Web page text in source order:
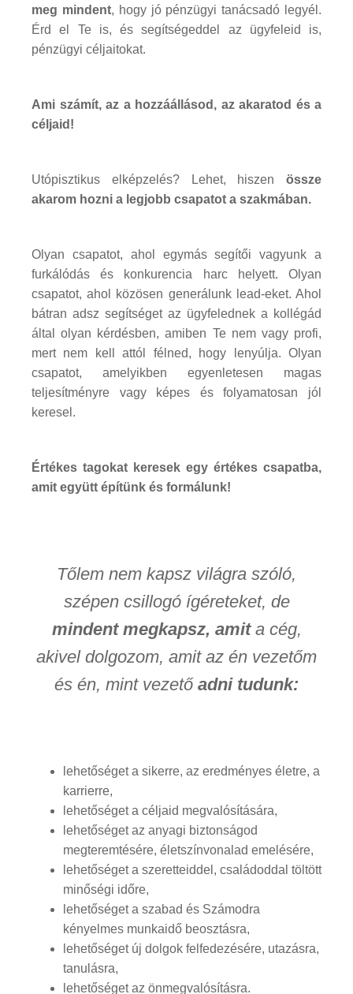
meg mindent, hogy jó pénzügyi tanácsadó legyél.
Érd el Te is, és segítségeddel az ügyfeleid is,
pénzügyi céljaitokat.
Ami számít, az a hozzáállásod, az akaratod és a
céljaid!
Utópisztikus elképzelés? Lehet, hiszen össze
akarom hozni a legjobb csapatot a szakmában.
Olyan csapatot, ahol egymás segítői vagyunk a
furkálódás és konkurencia harc helyett. Olyan
csapatot, ahol közösen generálunk lead-eket. Ahol
bátran adsz segítséget az ügyfelednek a kollégád
által olyan kérdésben, amiben Te nem vagy profi,
mert nem kell attól félned, hogy lenyúlja. Olyan
csapatot, amelyikben egyenletesen magas
teljesítményre vagy képes és folyamatosan jól
keresel.
Értékes tagokat keresek egy értékes csapatba,
amit együtt építünk és formálunk!
Tőlem nem kapsz világra szóló,
szépen csillogó ígéreteket, de
mindent megkapsz, amita cég,
akivel dolgozom, amit az én vezetőm
és én, mint vezető adni tudunk:
lehetőséget a sikerre, az eredményes életre, a
karrierre,
lehetőséget a céljaid megvalósítására,
lehetőséget az anyagi biztonságod
megteremtésére, életszínvonalad emelésére,
lehetőséget a szeretteiddel, családoddal töltött
minőségi időre,
lehetőséget a szabad és Számodra
kényelmes munkaidő beosztásra,
lehetőséget új dolgok felfedezésére, utazásra,
tanulásra,
lehetőséget az önmegvalósításra.